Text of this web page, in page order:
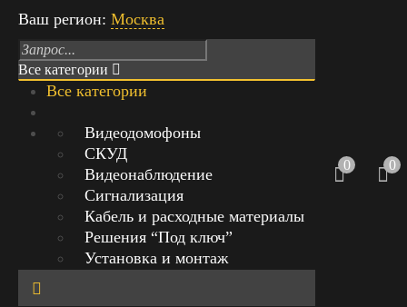
Ваш регион: Москва
Все категории
Все категории
Видеодомофоны
СКУД
Видеонаблюдение
Сигнализация
Кабель и расходные материалы
Решения “Под ключ”
Установка и монтаж
0 0
Режим работы: Пн-Вс с 9:00 до 21:00
г.Москва, Михайловский проезд,
д.1 стр.1, офис 429
0 руб.
+7 (999) 842-40-20